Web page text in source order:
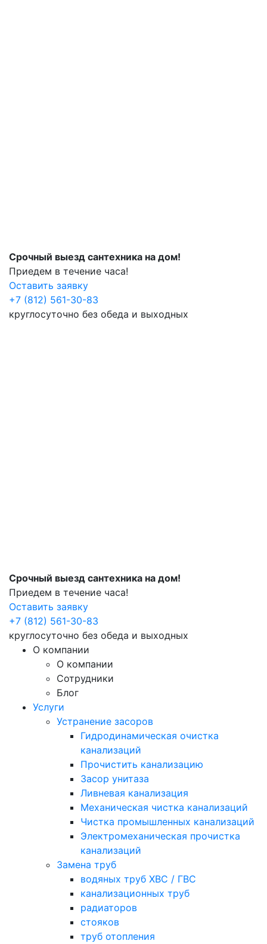
Срочный выезд сантехника на дом!
Приедем в течение часа!
Оставить заявку
+7 (812) 561-30-83
круглосуточно без обеда и выходных
Срочный выезд сантехника на дом!
Приедем в течение часа!
Оставить заявку
+7 (812) 561-30-83
круглосуточно без обеда и выходных
О компании
О компании
Сотрудники
Блог
Услуги
Устранение засоров
Гидродинамическая очистка
канализаций
Прочистить канализацию
Засор унитаза
Ливневая канализация
Механическая чистка канализаций
Чистка промышленных канализаций
Электромеханическая прочистка
канализаций
Замена труб
водяных труб ХВС / ГВС
канализационных труб
радиаторов
стояков
труб отопления